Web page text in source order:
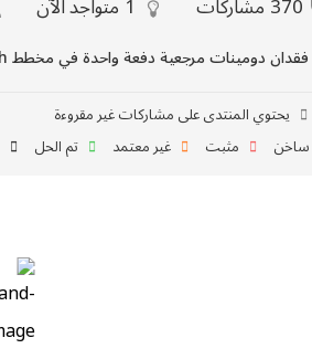
فقدان دومينات مرجعية دفعة واحدة في مخطط Semrush — وش ممكن يكون السبب؟
يحتوي المنتدى على مشاركات غير مقروءة
ساخن مثبت غير معتمد تم الحل